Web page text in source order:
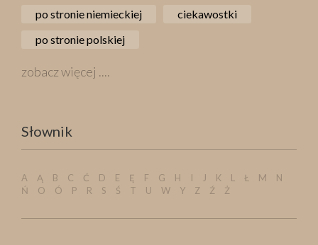
po stronie niemieckiej
ciekawostki
po stronie polskiej
zobacz więcej ....
Słownik
A Ą B C Ć D E Ę F G H I J K L Ł M N
Ń O Ó P R S Ś T U W Y Z Ź Ż